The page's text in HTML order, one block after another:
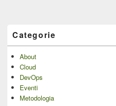
Categorie
About
Cloud
DevOps
Eventi
Metodologia